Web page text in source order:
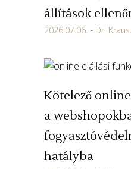
állítások
2026.07.06. Dr.
Kötelező
a
hatályba